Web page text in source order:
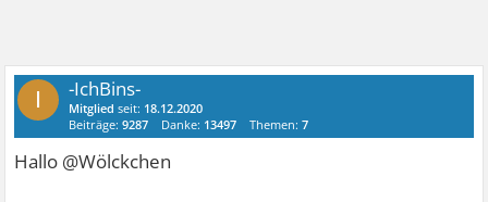
I -IchBins-
Mitglied seit: 18.12.2020
Beiträge:9287 Danke: 13497 Themen:7
Hallo @Wölckchen